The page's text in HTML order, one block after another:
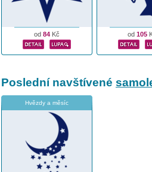
od 84 Kč od 105
Poslední navštívené
Hvězdy a měsíc